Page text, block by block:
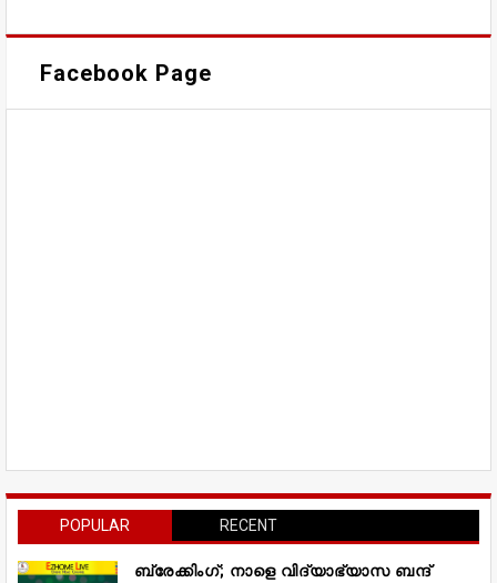
Facebook Page
POPULAR RECENT
ബ്രേക്കിംഗ്; നാളെ വിദ്യാഭ്യാസ ബന്ദ്